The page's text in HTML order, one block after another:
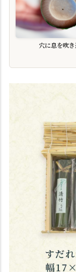
穴に息を吹